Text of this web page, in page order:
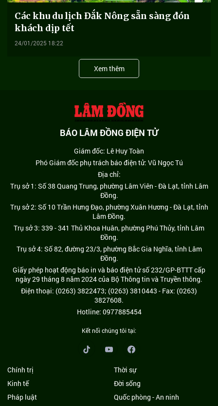
Các khu du lịch Đắk Nông sẵn sàng đón
khách dịp tết
24/01/2025 18:22
Xem thêm
BÁO LÂM ĐỒNG ĐIỆN TỬ
Giám đốc: Lê Huy Toàn
Phó Giám đốc phụ trách báo điện tử: Vũ Ngọc Tú
Địa chỉ:
Trụ sở 1: Số 38 Quang Trung, phường Lâm Viên - Đà Lạt, tỉnh Lâm
Đồng.
Trụ sở 2: Số 10 Trần Hưng Đạo, phường Xuân Hương - Đà Lạt, tỉnh
Lâm Đồng.
Trụ sở 3: 339 - 341 Thủ Khoa Huân, phường Phú Thủy, tỉnh Lâm
Đồng.
Trụ sở 4: Số 82, đường 23/3, phường Bắc Gia Nghĩa, tỉnh Lâm
Đồng.
Giấy phép hoạt động báo in và báo điện tử số 232/GP-BTTT cấp
ngày 29 tháng 8 năm 2024 của Bộ Thông tin và Truyền thông.
Điện thoại: (0263) 3822473; (0263) 3810443 - Fax: (0263)
3827608.
Hotline: 0977885454
Kết nối chúng tôi tại:
Chính trị
Thời sự
Kinh tế
Đời sống
Pháp luật
Quốc phòng - An ninh